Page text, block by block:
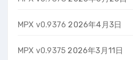
MPX v0.9376 2026年4月3日
MPX v0.9375 2026年3月11日